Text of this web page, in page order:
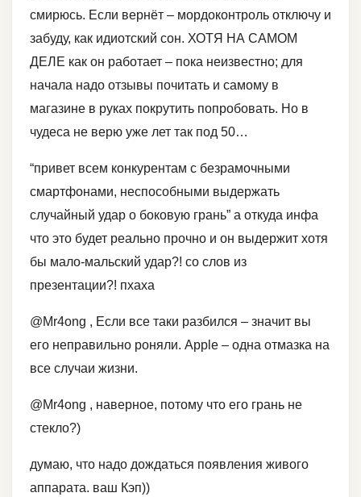
смирюсь. Если вернёт – мордоконтроль отключу и
забуду, как идиотский сон. ХОТЯ НА САМОМ
ДЕЛЕ как он работает – пока неизвестно; для
начала надо отзывы почитать и самому в
магазине в руках покрутить попробовать. Но в
чудеса не верю уже лет так под 50…
“привет всем конкурентам с безрамочными
смартфонами, неспособными выдержать
случайный удар о боковую грань” а откуда инфа
что это будет реально прочно и он выдержит хотя
бы мало-мальский удар?! со слов из
презентации?! пхаха
@Mr4ong , Если все таки разбился – значит вы
его неправильно роняли. Apple – одна отмазка на
все случаи жизни.
@Mr4ong , наверное, потому что его грань не
стекло?)
думаю, что надо дождаться появления живого
аппарата. ваш Кэп))